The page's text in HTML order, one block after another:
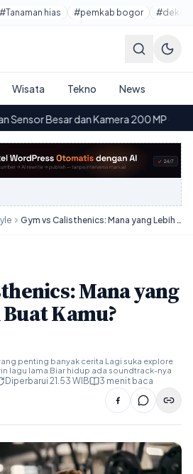
#Tanaman hias #pemkab bogor
Wisata Tekno News
Kamera 200 MP· 09.03
Gym vs Calisthenics: Mana yang Lebih Cocok Buat Kamu?
Mana yang
Kamu?
penting banyak cerita Lagi suka explore
lagu lama Biar hidup ada soundtrack-nya
Diperbarui 21.53 WIB 3 menit baca